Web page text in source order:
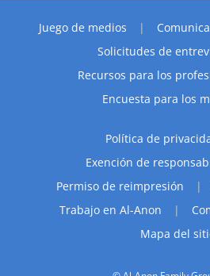
Juego de medios
Solicitudes de
Recursos para los
Encuesta para los
Política de
Exención de
Permiso de reimpresión
Trabajo en Al-Anon
Mapa del